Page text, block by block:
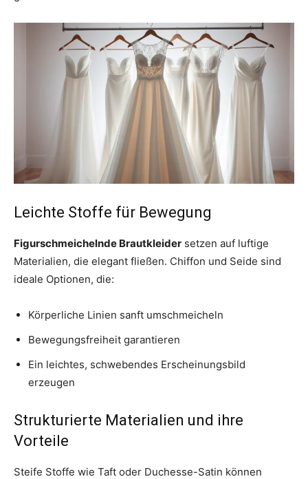
Leichte Stoffe für Bewegung
Figurschmeichelnde Brautkleider setzen auf luftige
Materialien, die elegant fließen. Chiffon und Seide sind
ideale Optionen, die:
Körperliche Linien sanft umschmeicheln
Bewegungsfreiheit garantieren
Ein leichtes, schwebendes Erscheinungsbild
erzeugen
Strukturierte Materialien und ihre
Vorteile
Steife Stoffe wie Taft oder Duchesse-Satin können